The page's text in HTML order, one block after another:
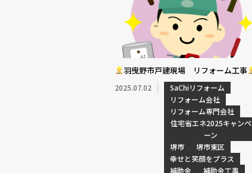
羽曳野市戸建現場 リフォーム工事
2025.07.02
SaChiリフォーム
リフォーム会社
リフォーム専門会社
住宅省エネ2025キャンペ
ーン
堺市
堺市東区
幸せと笑顔をプラス
補助金
補助金工事